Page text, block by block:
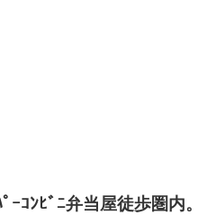
ｺﾝﾋﾞﾆ弁当屋徒歩圏内。